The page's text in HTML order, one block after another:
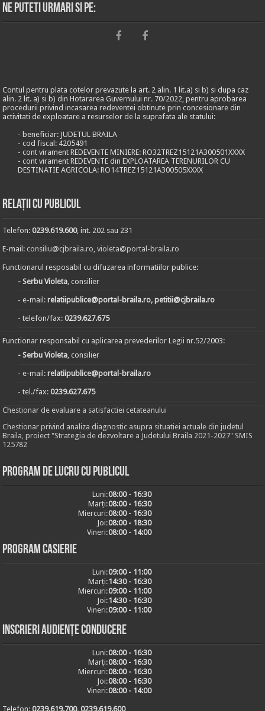
Ne puteti urmari si pe:
Contul pentru plata cotelor prevazute la art. 2 alin. 1 lit.a) si b) si dupa caz
alin. 2 lit. a) si b) din Hotararea Guvernului nr. 70/2022, pentru aprobarea
procedurii privind incasarea redeventei obtinute prin concesionare din
activitati de exploatare a resurselor de la suprafata ale statului:
- beneficiar: JUDETUL BRAILA
- cod fiscal: 4205491
- cont virament REDEVENTE MINIERE: RO32TREZ15121A300501XXXX
- cont virament REDEVENTE din EXPLOATAREA TERENURILOR CU
DESTINATIE AGRICOLA: RO14TREZ15121A300505XXXX
Relații cu publicul
Telefon:0239.619.600, int. 202 sau 231
E-mail:consiliu@cjbraila.ro,violeta@portal-braila.ro
Functionarul resposabil cu difuzarea informatiilor publice:
- Serbu Violeta, consilier
- e-mail:relatiipublice@portal-braila.ro, petitii@cjbraila.ro
- telefon/fax:0239.627.675
Functionar responsabil cu aplicarea prevederilor Legii nr.52/2003:
- Serbu Violeta, consilier
- e-mail:relatiipublice@portal-braila.ro
- tel./fax:0239.627.675
Chestionar de evaluare a satisfactiei cetateanului
Chestionar privind analiza diagnostic asupra situatiei actuale din judetul
Braila, proiect "Strategia de dezvoltare a Judetului Braila 2021-2027" SMIS
125782
Program de lucru cu publicul
Luni:08:00 - 16:30
Marți:08:00 - 16:30
Miercuri:08:00 - 16:30
Joi:08:00 - 18:30
Vineri:08:00 - 14:00
Program casierie
Luni:09:00 - 11:00
Marți:14:30 - 16:30
Miercuri:09:00 - 11:00
Joi:14:30 - 16:30
Vineri:09:00 - 11:00
Inscrieri audiențe conducere
Luni:08:00 - 16:30
Marți:08:00 - 16:30
Miercuri:08:00 - 16:30
Joi:08:00 - 16:30
Vineri:08:00 - 14:00
Telefon:0239.619.700, 0239.619.600